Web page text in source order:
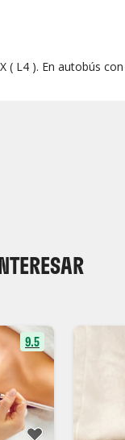
( L4 ). En autobús
9.5